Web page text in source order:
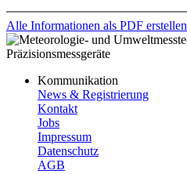
Alle Informationen als PDF erstellen
Kommunikation
News & Registrierung
Kontakt
Jobs
Impressum
Datenschutz
AGB